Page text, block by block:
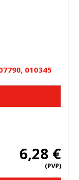
010345
6,28 €
(PVP)